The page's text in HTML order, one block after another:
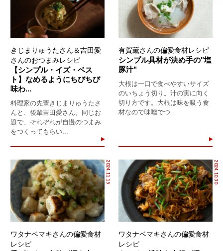
きじまりゅうたさん＆吉田愛
さんのおつまみレシピ
【シンプル・イズ・ベス
ト】なめるようにちびちび
味わ...
料理家の先輩きじまりゅうたさ
んと、後輩吉田愛さん。同じお
題で、それぞれが自慢のつまみ
をつくってもらい...
有賀薫さんの偏愛食材レシピ
シンプル具材が決め手の"塩
豚汁"
大根は一口で食べやすいサイズ
のいちょう切り。汁の実に向く
切り方です。大根は味を吸う食
材なので味噌でつ...
2024.11.15
ワタナベマキさんの偏愛食材
レシピ
2024.10.30
ワタナベマキさんの偏愛食材
レシピ